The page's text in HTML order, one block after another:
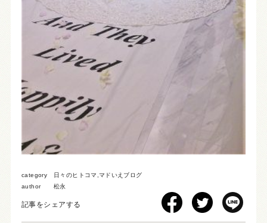
category 日々のヒトコマ ,マドいえブログ
author
松永
記事をシェアする